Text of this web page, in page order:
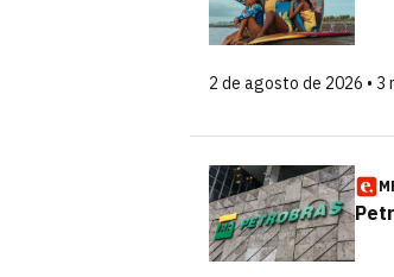
2 de agosto de 2026 • 3